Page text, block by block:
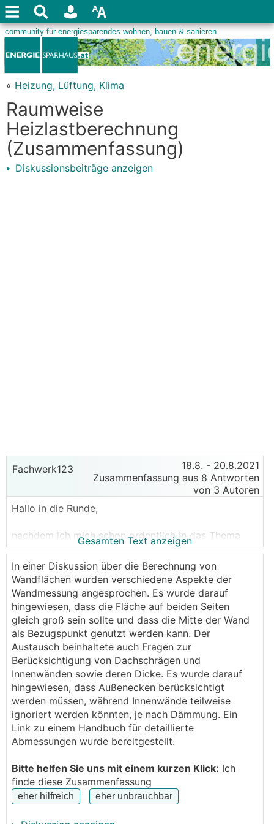
« Heizung, Lüftung, Klima
Raumweise
Heizlastberechnung
(Zusammenfassung)
Diskussionsbeiträge anzeigen
Fachwerk123 18.8. - 20.8.2021
Zusammenfassung aus 8 Antworten
von 3 Autoren
Hallo in die Runde,
nachdem ich mich schon ordentlich in das Thema
Heizlastberechnung eingelesen habe, wollte ich mal
versuchen für unseren Neubau auch die raumweise
Heizlast zu berechnen.
Dabei bin ich auf eine Frage bzgl. den Innenwänden
gestoßen, zu dem ich keine Antwort richtige
gefunden habe.
Wenn ich die Wand zwischen Bad und Arbeiten
berechnen will, würde ich für das Arbeitszimmer ja
die Wandlänge a * die Raumhöhe nehmen und die
länge b* die Raumhöhe
FÜr das Bad die Länge c * Raumhöhe und d*
Raumhöhe.
Ist das so richtig?
Gesamten Text anzeigen
In einer Diskussion über die Berechnung von
Wandflächen wurden verschiedene Aspekte der
Wandmessung angesprochen. Es wurde darauf
hingewiesen, dass die Fläche auf beiden Seiten
gleich groß sein sollte und dass die Mitte der Wand
als Bezugspunkt genutzt werden kann. Der
Austausch beinhaltete auch Fragen zur
Berücksichtigung von Dachschrägen und
Innenwänden sowie deren Dicke. Es wurde darauf
hingewiesen, dass Außenecken berücksichtigt
werden müssen, während Innenwände teilweise
ignoriert werden könnten, je nach Dämmung. Ein
Link zu einem Handbuch für detaillierte
Abmessungen wurde bereitgestellt.
Bitte helfen Sie uns mit einem kurzen Klick: Ich
finde diese Zusammenfassung